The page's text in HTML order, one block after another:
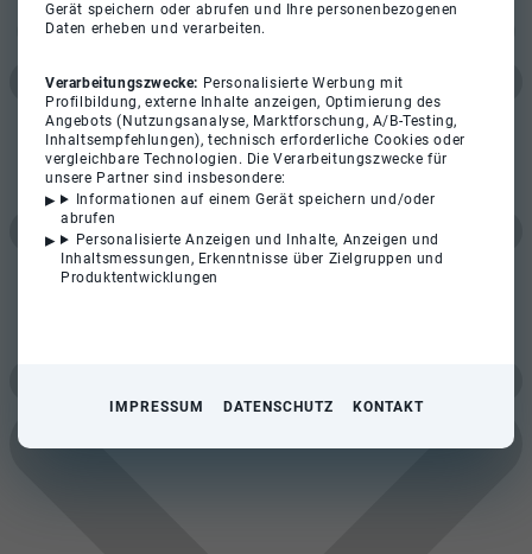
Gerät speichern oder abrufen und Ihre personenbezogenen
Daten erheben und verarbeiten.
Verarbeitungszwecke: Personalisierte Werbung mit
Profilbildung, externe Inhalte anzeigen, Optimierung des
Angebots (Nutzungsanalyse, Marktforschung, A/B-Testing,
Inhaltsempfehlungen), technisch erforderliche Cookies oder
vergleichbare Technologien. Die Verarbeitungszwecke für
unsere Partner sind insbesondere:
Informationen auf einem Gerät speichern und/oder
abrufen
Personalisierte Anzeigen und Inhalte, Anzeigen und
Inhaltsmessungen, Erkenntnisse über Zielgruppen und
Produktentwicklungen
IMPRESSUM DATENSCHUTZ KONTAKT